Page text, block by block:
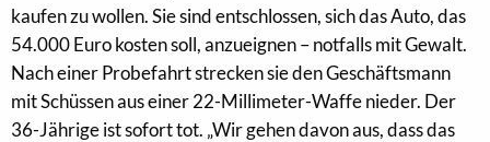
kaufen zu wollen. Sie sind entschlossen, sich das Auto, das
54.000 Euro kosten soll, anzueignen – notfalls mit Gewalt.
Nach einer Probefahrt strecken sie den Geschäftsmann
mit Schüssen aus einer 22-Millimeter-Waffe nieder. Der
36-Jährige ist sofort tot. „Wir gehen davon aus, dass das